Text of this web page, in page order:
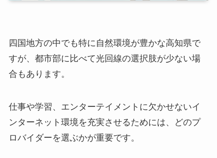
四国地方の中でも特に自然環境が豊かな高知県で
すが、都市部に比べて光回線の選択肢が少ない場
合もあります。
仕事や学習、エンターテイメントに欠かせないイ
ンターネット環境を充実させるためには、どのプ
ロバイダーを選ぶかが重要です。